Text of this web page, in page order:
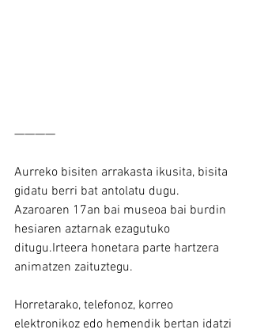
————
Aurreko bisiten arrakasta ikusita, bisita
gidatu berri bat antolatu dugu.
Azaroaren 17an bai museoa bai burdin
hesiaren aztarnak ezagutuko
ditugu.Irteera honetara parte hartzera
animatzen zaituztegu.
Horretarako, telefonoz, korreo
elektronikoz edo hemendik bertan idatzi